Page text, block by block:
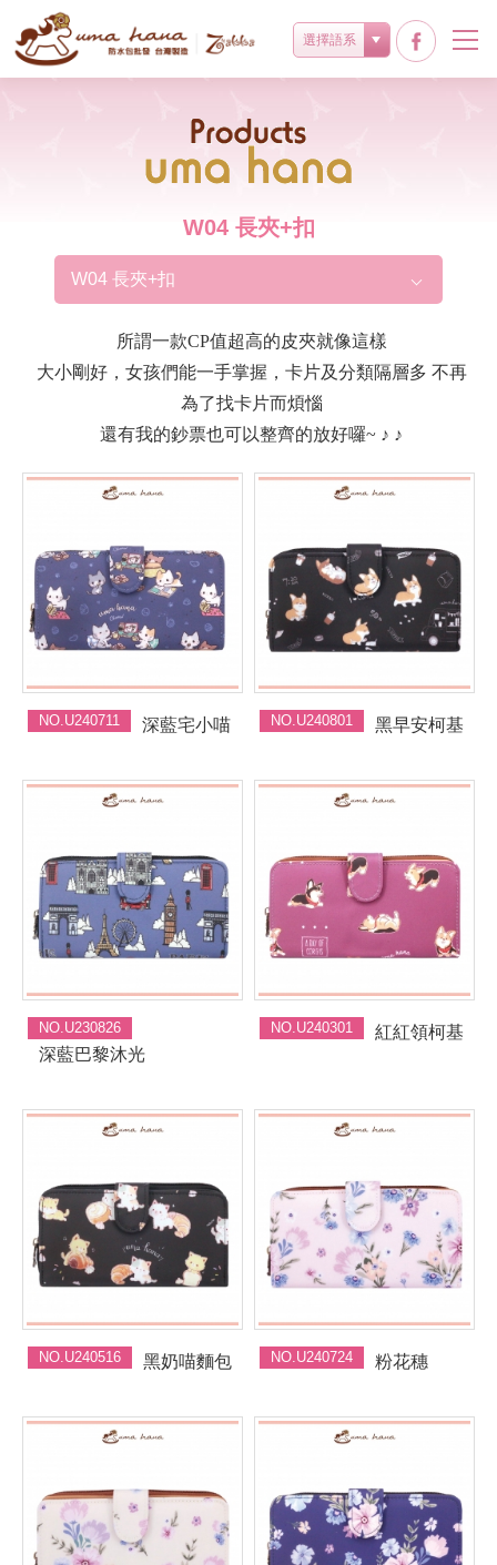
選擇語系
Products
W04 長夾+扣
W04 長夾+扣
所謂一款CP值超高的皮夾就像這樣
大小剛好，女孩們能一手掌握，卡片及分類隔層多 不再
為了找卡片而煩惱
還有我的鈔票也可以整齊的放好囉~ ♪ ♪
NO.U240711 深藍宅小喵 NO.U240801 黑早安柯基
NO.U230826
深藍巴黎沐光
NO.U240301 紅紅領柯基
NO.U240516 黑奶喵麵包 NO.U240724 粉花穗